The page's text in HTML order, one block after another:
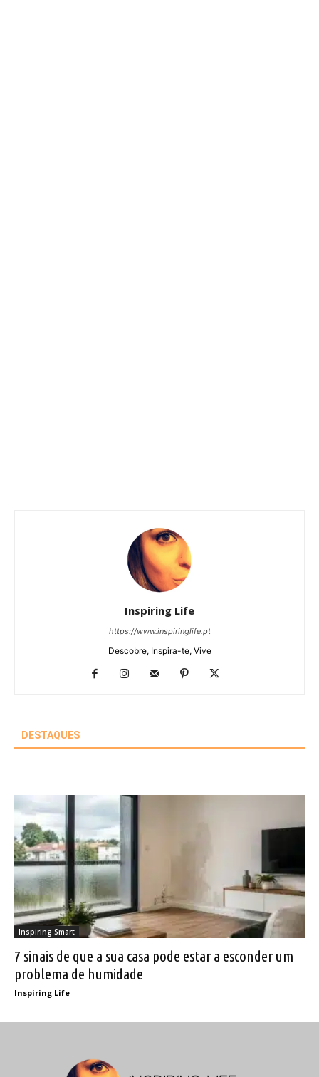
Inspiring Life
https://www.inspiringlife.pt
Descobre, Inspira-te, Vive
DESTAQUES
Inspiring Smart
7 sinais de que a sua casa pode estar a esconder um
problema de humidade
Inspiring Life